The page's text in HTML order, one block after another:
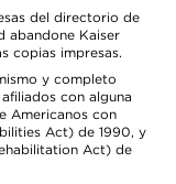
del directorio de
abandone Kaiser
copias impresas.
y completo
con alguna
Americanos con
Act) de 1990, y
Act) de